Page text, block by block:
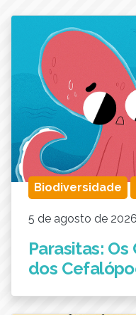
Biodiversidade
5 de agosto de 2026
Parasitas:
dos